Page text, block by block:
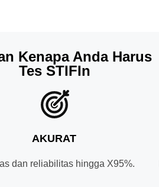
Kenapa Anda Harus
Tes STIFIn
AKURAT
dan reliabilitas hingga X95%.